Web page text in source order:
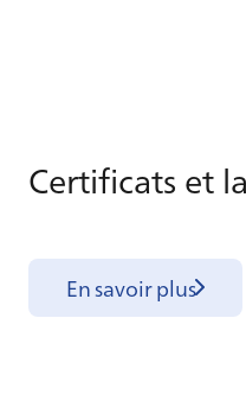
Cer­ti­fi­cats et
En savoir plus